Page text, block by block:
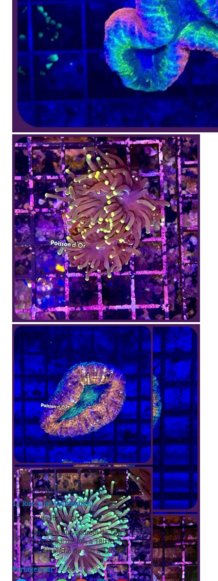
Pour vous y rendre :
Le Poisson d’Or
12 Rue Jules Vantieghem
Estaimpuis (Belgique)
Du mardi au vendredi de 14h à 18h15
Le samedi de 10h à 18h15
Le dimanche de 10h à 12h45
Partager sur